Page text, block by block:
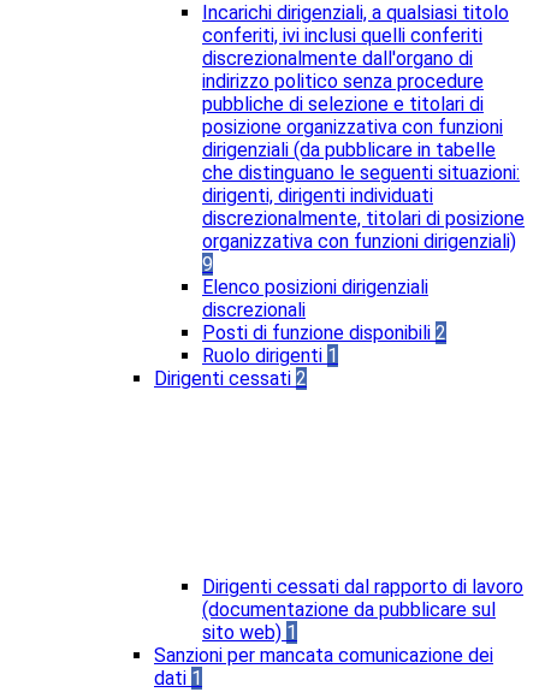
Incarichi dirigenziali, a qualsiasi titolo
conferiti, ivi inclusi quelli conferiti
discrezionalmente dall'organo di
indirizzo politico senza procedure
pubbliche di selezione e titolari di
posizione organizzativa con funzioni
dirigenziali (da pubblicare in tabelle
che distinguano le seguenti situazioni:
dirigenti, dirigenti individuati
discrezionalmente, titolari di posizione
organizzativa con funzioni dirigenziali)
9
Elenco posizioni dirigenziali
discrezionali
Posti di funzione disponibili 2
Ruolo dirigenti 1
Dirigenti cessati 2
Dirigenti cessati dal rapporto di lavoro
(documentazione da pubblicare sul
sito web) 1
Sanzioni per mancata comunicazione dei
dati 1